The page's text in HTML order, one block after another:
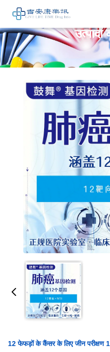
उत्पादों
12 फेफड़ों के कैंसर के लिए जीन परीक्षण